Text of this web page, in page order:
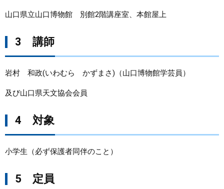
山口県立山口博物館 別館2階講座室、本館屋上
3 講師
岩村 和政(いわむら かずまさ)（山口博物館学芸員）
及び山口県天文協会会員
4 対象
小学生（必ず保護者同伴のこと）
5 定員